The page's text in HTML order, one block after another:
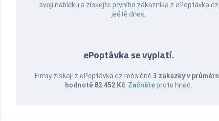
svoji nabídku a získejte prvního zákazníka z ePoptávka.cz
ještě dnes.
ePoptávka se vyplatí.
Firmy získají z ePoptávka.cz měsíčně 3 zakázky v
hodnotě 82 452 Kč Začněteproto hned.